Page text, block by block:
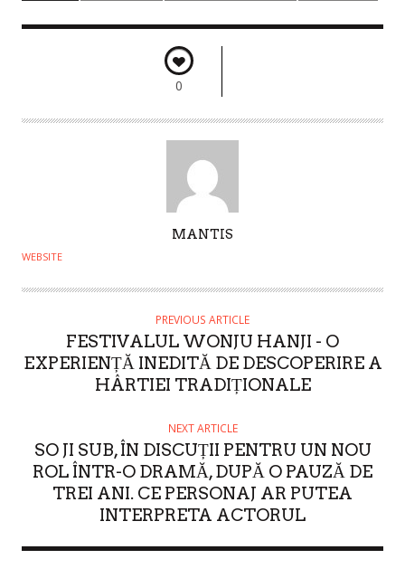
0
U
H
MANTIS
WEBSITE
PREVIOUS ARTICLE
FESTIVALUL WONJU HANJI - O
EXPERIENȚĂ INEDITĂ DE DESCOPERIRE A
HÂRTIEI TRADIȚIONALE
NEXT ARTICLE
SO JI SUB, ÎN DISCUȚII PENTRU UN NOU
ROL ÎNTR-O DRAMĂ, DUPĂ O PAUZĂ DE
TREI ANI. CE PERSONAJ AR PUTEA
INTERPRETA ACTORUL